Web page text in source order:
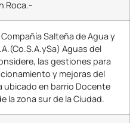
Roca.-
Compañía Salteña de Agua y
Aguas del
las gestiones para
y mejoras del
ubicado en barrio Docente
la zona sur de la Ciudad.